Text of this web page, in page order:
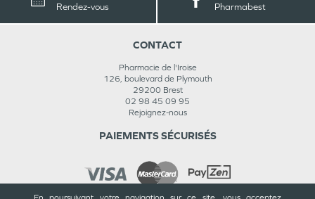
Rendez-vous
Pharmabest
CONTACT
Pharmacie de l'Iroise
126, boulevard de Plymouth
29200 Brest
02 98 45 09 95
Rejoignez-nous
PAIEMENTS SÉCURISÉS